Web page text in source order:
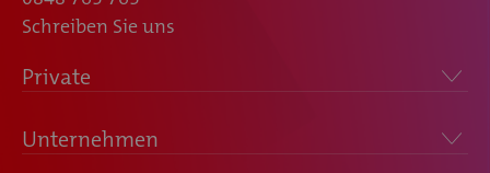
Schreiben Sie uns
Private
Unternehmen